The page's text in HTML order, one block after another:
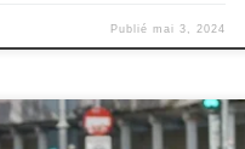
Publiémai 3, 2024